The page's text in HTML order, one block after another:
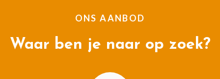
ONS AANBOD
Waar ben je naar op zoek?